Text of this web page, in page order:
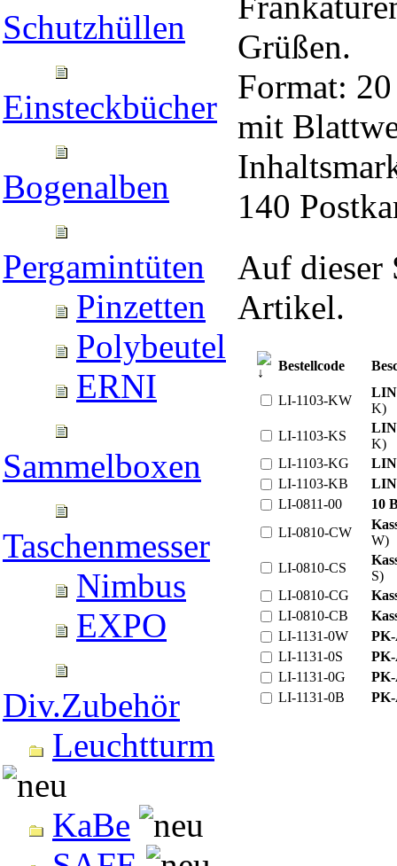
Schutzhüllen
Einsteckbücher
Bogenalben
Pergamintüten
Pinzetten
Polybeutel
ERNI
Sammelboxen
Taschenmesser
Nimbus
EXPO
Div.Zubehör
Leuchtturm
KaBe
Grüßen.
Format:
mit
140
Auf dieser
Artikel.
Bestellcode
LI-1103-KW
K)
LI-1103-KS
K)
LI-1103-KG
LI-1103-KB
LI-0811-00
10
LI-0810-CW
W)
LI-0810-CS
S)
LI-0810-CG
LI-0810-CB
LI-1131-0W
LI-1131-0S
PK-
LI-1131-0G
LI-1131-0B